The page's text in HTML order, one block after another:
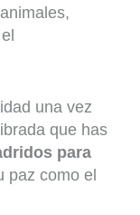
una vez
que has
para
paz como el